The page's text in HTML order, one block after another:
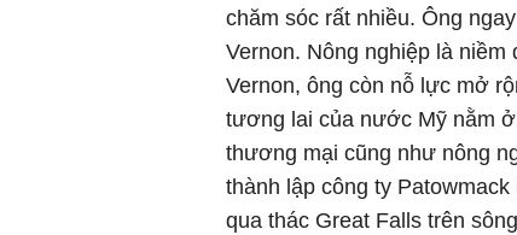
chăm sóc rất nhiều. Ông
Vernon. Nông nghiệp là
Vernon, ông còn nỗ lực mở
tương lai của nước Mỹ nằm
thương mại cũng như nông
thành lập công ty
qua thác Great Falls trên